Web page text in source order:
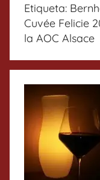
Etiqueta:
Cuvée Felicie
la AOC Alsace